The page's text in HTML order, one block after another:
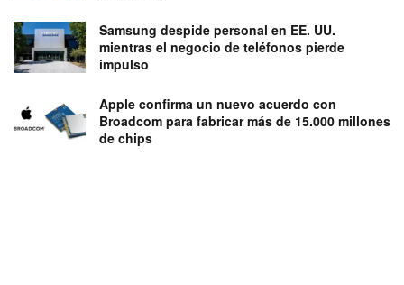
Samsung despide personal en EE. UU.
mientras el negocio de teléfonos pierde
impulso
Apple confirma un nuevo acuerdo con
Broadcom para fabricar más de 15.000 millones
de chips